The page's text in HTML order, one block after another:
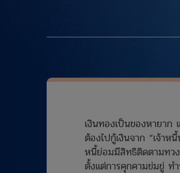
เงินทองเป็นของหายาก
ต้องไปกู้เงินจาก “เจ้าห
หนี้ย่อมมีสิทธิติดตามทว
ตั้งแต่การคุกคามข่มขู่ ท